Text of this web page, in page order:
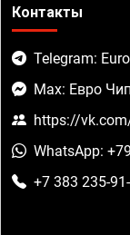
Контакты
Telegram:
Max: Евро
https://
WhatsApp:
+7 383 235-